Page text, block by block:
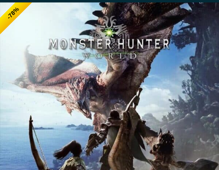
-78%